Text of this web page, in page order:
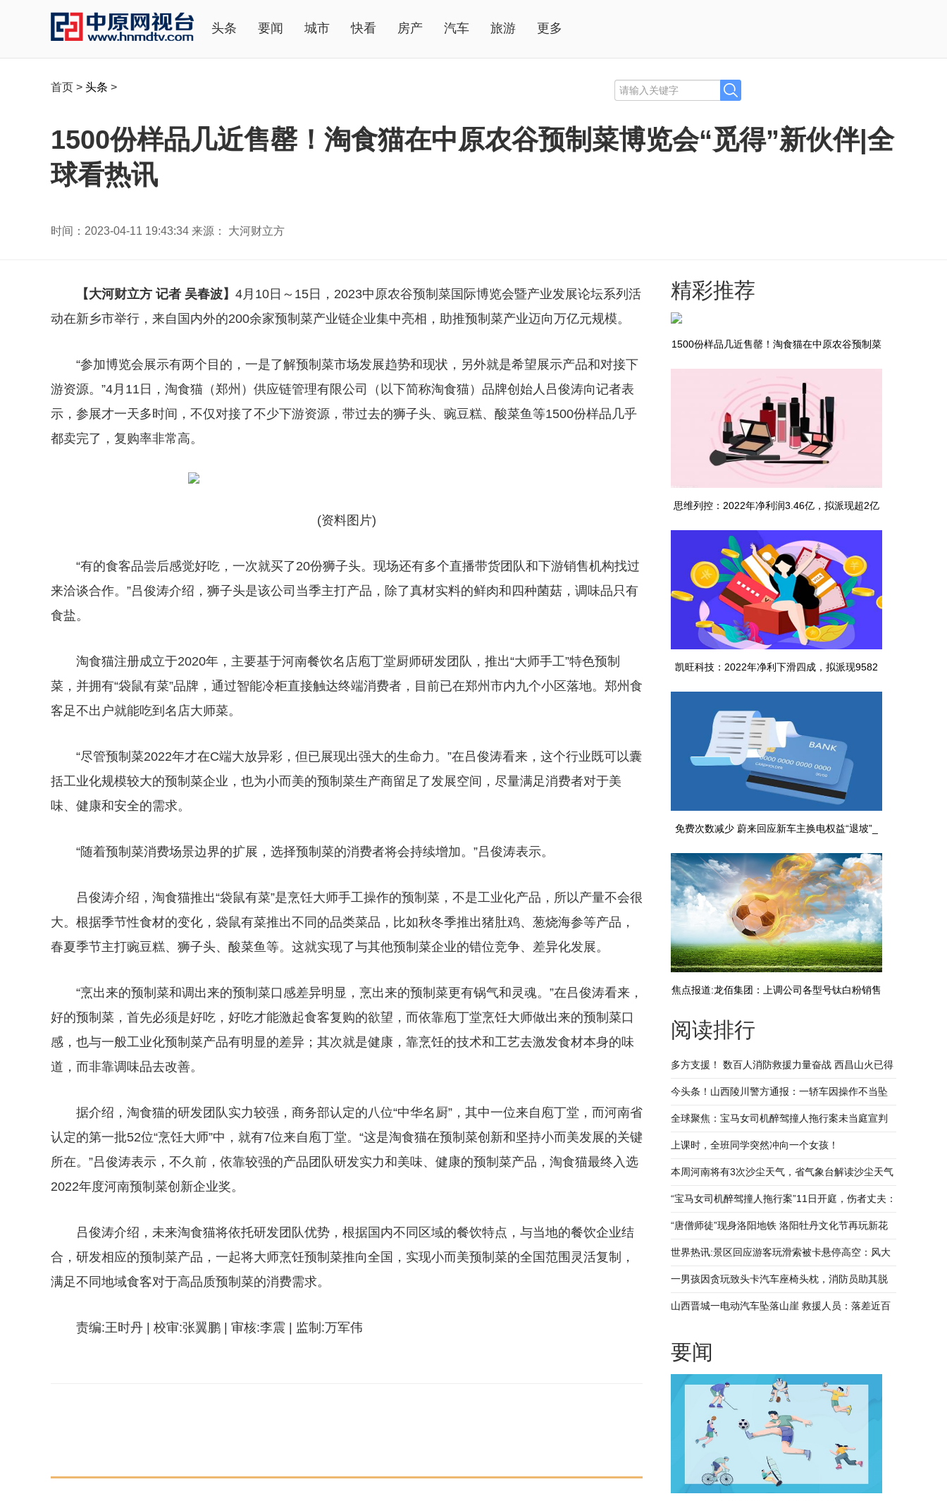
头条 要闻 城市 快看 房产 汽车 旅游 更多
首页 > 头条 >
1500份样品几近售罄！淘食猫在中原农谷预制菜博览会“觅得”新伙伴|全
球看热讯
时间：2023-04-11 19:43:34 来源： 大河财立方
【大河财立方 记者 吴春波】 4月10日～15日，2023中原农谷预制菜国际博览会暨产业发展论坛系列活
动在新乡市举行，来自国内外的200余家预制菜产业链企业集中亮相，助推预制菜产业迈向万亿元规模。
“参加博览会展示有两个目的，一是了解预制菜市场发展趋势和现状，另外就是希望展示产品和对接下
游资源。”4月11日，淘食猫（郑州）供应链管理有限公司（以下简称淘食猫）品牌创始人吕俊涛向记者表
示，参展才一天多时间，不仅对接了不少下游资源，带过去的狮子头、豌豆糕、酸菜鱼等1500份样品几乎
都卖完了，复购率非常高。
(资料图片)
“有的食客品尝后感觉好吃，一次就买了20份狮子头。现场还有多个直播带货团队和下游销售机构找过
来洽谈合作。”吕俊涛介绍，狮子头是该公司当季主打产品，除了真材实料的鲜肉和四种菌菇，调味品只有
食盐。
淘食猫注册成立于2020年，主要基于河南餐饮名店庖丁堂厨师研发团队，推出“大师手工”特色预制
菜，并拥有“袋鼠有菜”品牌，通过智能冷柜直接触达终端消费者，目前已在郑州市内九个小区落地。郑州食
客足不出户就能吃到名店大师菜。
“尽管预制菜2022年才在C端大放异彩，但已展现出强大的生命力。”在吕俊涛看来，这个行业既可以囊
括工业化规模较大的预制菜企业，也为小而美的预制菜生产商留足了发展空间，尽量满足消费者对于美
味、健康和安全的需求。
“随着预制菜消费场景边界的扩展，选择预制菜的消费者将会持续增加。”吕俊涛表示。
吕俊涛介绍，淘食猫推出“袋鼠有菜”是烹饪大师手工操作的预制菜，不是工业化产品，所以产量不会很
大。根据季节性食材的变化，袋鼠有菜推出不同的品类菜品，比如秋冬季推出猪肚鸡、葱烧海参等产品，
春夏季节主打豌豆糕、狮子头、酸菜鱼等。这就实现了与其他预制菜企业的错位竞争、差异化发展。
“烹出来的预制菜和调出来的预制菜口感差异明显，烹出来的预制菜更有锅气和灵魂。”在吕俊涛看来，
好的预制菜，首先必须是好吃，好吃才能激起食客复购的欲望，而依靠庖丁堂烹饪大师做出来的预制菜口
感，也与一般工业化预制菜产品有明显的差异；其次就是健康，靠烹饪的技术和工艺去激发食材本身的味
道，而非靠调味品去改善。
据介绍，淘食猫的研发团队实力较强，商务部认定的八位“中华名厨”，其中一位来自庖丁堂，而河南省
认定的第一批52位“烹饪大师”中，就有7位来自庖丁堂。“这是淘食猫在预制菜创新和坚持小而美发展的关键
所在。”吕俊涛表示，不久前，依靠较强的产品团队研发实力和美味、健康的预制菜产品，淘食猫最终入选
2022年度河南预制菜创新企业奖。
吕俊涛介绍，未来淘食猫将依托研发团队优势，根据国内不同区域的餐饮特点，与当地的餐饮企业结
合，研发相应的预制菜产品，一起将大师烹饪预制菜推向全国，实现小而美预制菜的全国范围灵活复制，
满足不同地域食客对于高品质预制菜的消费需求。
责编:王时丹 | 校审:张翼鹏 | 审核:李震 | 监制:万军伟
精彩推荐
1500份样品几近售罄！淘食猫在中原农谷预制菜
思维列控：2022年净利润3.46亿，拟派现超2亿
凯旺科技：2022年净利下滑四成，拟派现9582
免费次数减少 蔚来回应新车主换电权益“退坡”_
全球消息
焦点报道:龙佰集团：上调公司各型号钛白粉销售
阅读排行
多方支援！ 数百人消防救援力量奋战 西昌山火已得
到控制 当前信息
今头条！山西陵川警方通报：一轿车因操作不当坠
崖，2人死亡
全球聚焦：宝马女司机醉驾撞人拖行案未当庭宣判
伤者家属：肇事者称未开窗检查
上课时，全班同学突然冲向一个女孩！
本周河南将有3次沙尘天气，省气象台解读沙尘天气
形成原因 环球看点
“宝马女司机醉驾撞人拖行案”11日开庭，伤者丈夫：
治疗费用超过90万，妻子仍无法说话
“唐僧师徒”现身洛阳地铁 洛阳牡丹文化节再玩新花
样_天天新动态
世界热讯:景区回应游客玩滑索被卡悬停高空：风大
导致，已平安下来
一男孩因贪玩致头卡汽车座椅头枕，消防员助其脱
险_动态焦点
山西晋城一电动汽车坠落山崖 救援人员：落差近百
要闻